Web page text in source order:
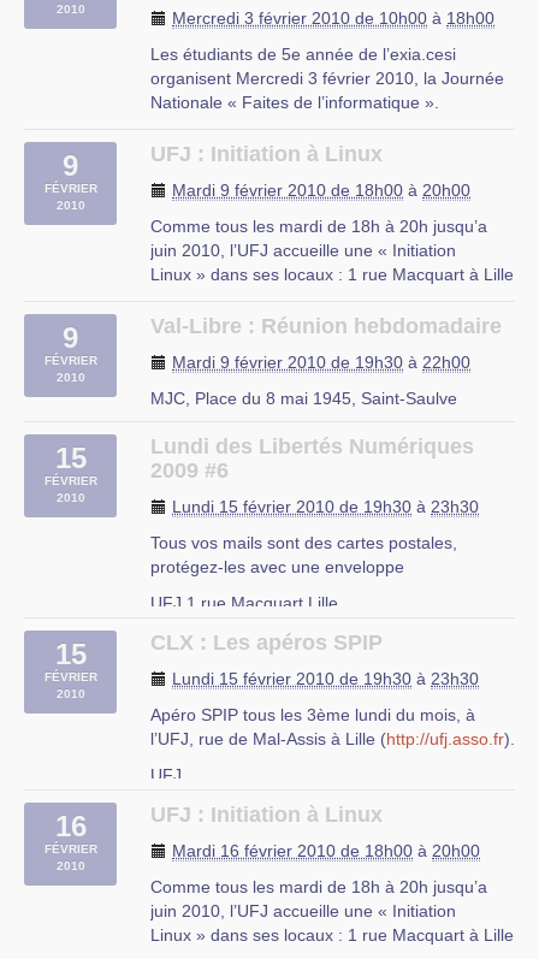
2010
Mercredi 3 février 2010 de 10h00 à 18h00
Les étudiants de 5e année de l’exia.cesi
organisent Mercredi 3 février 2010, la Journée
Nationale « Faites de l’informatique ».
veulent découvrir l’informatique.
À cette occasion les étudiants des centres
mesure : ateliers sur les nouvelles
technologies, ateliers de montage et
démontage de PC, de connexion de machines
de développement de programmes
professionnels ou de jeux, présentation des
métiers, conférences animées par des
professionnels, présentation de projets
stands.
9
FÉVRIER
2010
UFJ : Initiation à Linux
Mardi 9 février 2010 de 18h00 à 20h00
Comme tous les mardi de 18h à 20h jusqu’a
juin 2010, l’UFJ accueille une « Initiation
Linux » dans ses locaux : 1 rue Macquart à Lille
– Découverte des logiciels libres
– Installation d’une distribution Linux
– Le mode console
rue du Mal Assis, Lille
9
FÉVRIER
2010
Val-Libre : Réunion hebdomadaire
Mardi 9 février 2010 de 19h30 à 22h00
MJC, Place du 8 mai 1945, Saint-Saulve
15
FÉVRIER
2010
Lundi des Libertés Numériques
2009 #6
Lundi 15 février 2010 de 19h30 à 23h30
Tous vos mails sont des cartes postales,
protégez-les avec une enveloppe
UFJ 1 rue Macquart Lille
15
FÉVRIER
2010
CLX : Les apéros SPIP
Lundi 15 février 2010 de 19h30 à 23h30
Apéro SPIP tous les 3ème lundi du mois, à
l’UFJ, rue de Mal-Assis à Lille (http://ufj.asso.fr).
UFJ
16
FÉVRIER
2010
UFJ : Initiation à Linux
Mardi 16 février 2010 de 18h00 à 20h00
Comme tous les mardi de 18h à 20h jusqu’a
juin 2010, l’UFJ accueille une « Initiation
Linux » dans ses locaux : 1 rue Macquart à Lille